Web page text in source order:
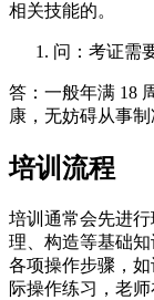
相关技能的。
问：考证需
答：一般年满 18
康，无妨碍从事
培训流程
培训通常会先进
理、构造等基础
各项操作步骤，
际操作练习，老